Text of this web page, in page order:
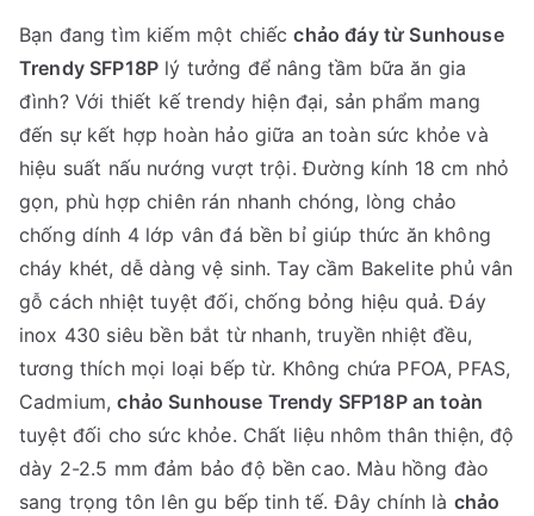
Bạn đang tìm kiếm một chiếcchảo đáy từ Sunhouse
Trendy SFP18P lý tưởng để nâng tầm bữa ăn gia
đình? Với thiết kế trendy hiện đại, sản phẩm mang
đến sự kết hợp hoàn hảo giữa an toàn sức khỏe và
hiệu suất nấu nướng vượt trội. Đường kính 18 cm nhỏ
gọn, phù hợp chiên rán nhanh chóng, lòng chảo
chống dính 4 lớp vân đá bền bỉ giúp thức ăn không
cháy khét, dễ dàng vệ sinh. Tay cầm Bakelite phủ vân
gỗ cách nhiệt tuyệt đối, chống bỏng hiệu quả. Đáy
inox 430 siêu bền bắt từ nhanh, truyền nhiệt đều,
tương thích mọi loại bếp từ. Không chứa PFOA, PFAS,
Cadmium,chảo Sunhouse Trendy SFP18P an toàn
tuyệt đối cho sức khỏe. Chất liệu nhôm thân thiện, độ
dày 2-2.5 mm đảm bảo độ bền cao. Màu hồng đào
sang trọng tôn lên gu bếp tinh tế. Đây chính là chảo